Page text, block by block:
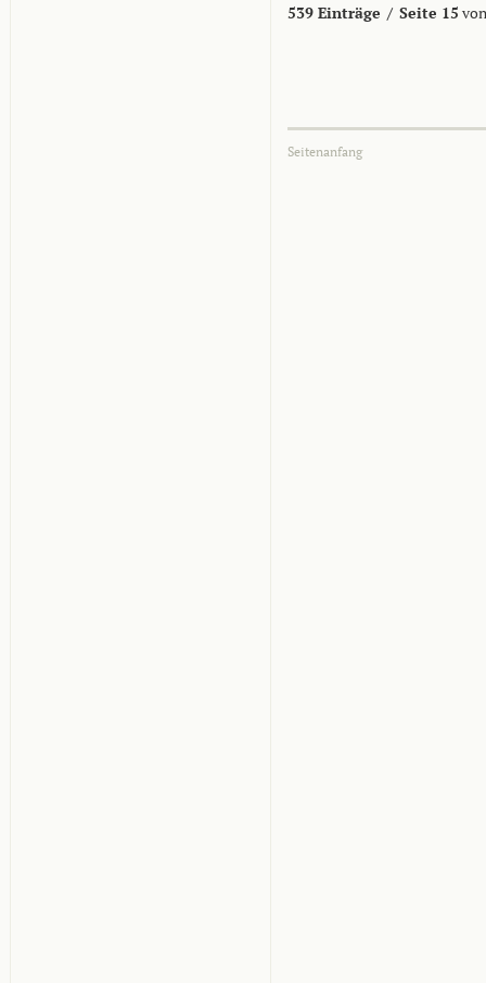
539 Einträge / Seite 15
Seitenanfang